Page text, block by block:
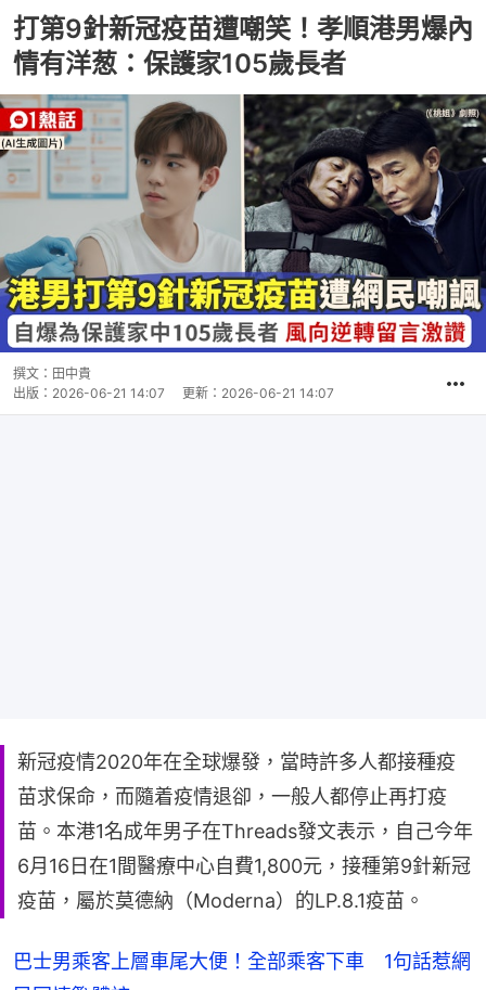
打第9針新冠疫苗遭嘲笑！孝順港男爆內
情有洋葱：保護家105歲長者
撰文： 田中貴
出版： 2026-06-21 14:07 更新： 2026-06-21 14:07
新冠疫情2020年在全球爆發，當時許多人都接種疫
苗求保命，而隨着疫情退卻，一般人都停止再打疫
苗。本港1名成年男子在Threads發文表示，自己今年
6月16日在1間醫療中心自費1,800元，接種第9針新冠
疫苗，屬於莫德納（Moderna）的LP.8.1疫苗。
巴士男乘客上層車尾大便！全部乘客下車 1句話惹網